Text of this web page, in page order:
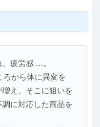
疲労感 …。
ろから体に異変を
え、そこに狙いを
に対応した商品を